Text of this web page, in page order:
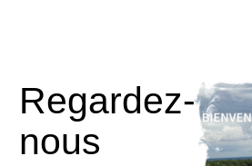
Regardez-
nous